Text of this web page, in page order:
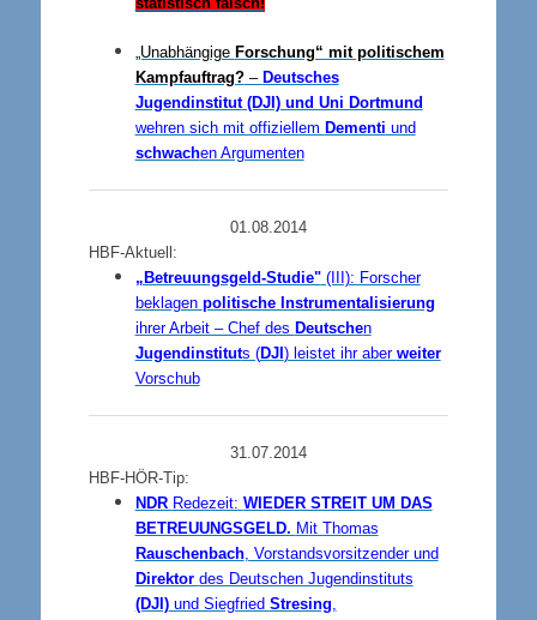
„Unabhängige Forschung“ mit politischem
Kampfauftrag?– Deutsches
Jugendinstitut(DJI) und Uni Dortmund
wehren sich mit offiziellem Dementi und
schwachen Argumenten
01.08.2014
HBF-Aktuell:
„Betreuungsgeld-Studie"(III): Forscher
beklagen politische Instrumentalisierung
ihrer Arbeit – Chef des Deutschen
Jugendinstituts (DJI ) leistet ihr aber weiter
Vorschub
31.07.2014
HBF-HÖR-Tip:
NDR Redezeit: WIEDER STREIT UM DAS
BETREUUNGSGELD. Mit Thomas
Rauschenbach, Vorstandsvorsitzender und
Direktor des Deutschen Jugendinstituts
(DJI)und Siegfried Stresing,